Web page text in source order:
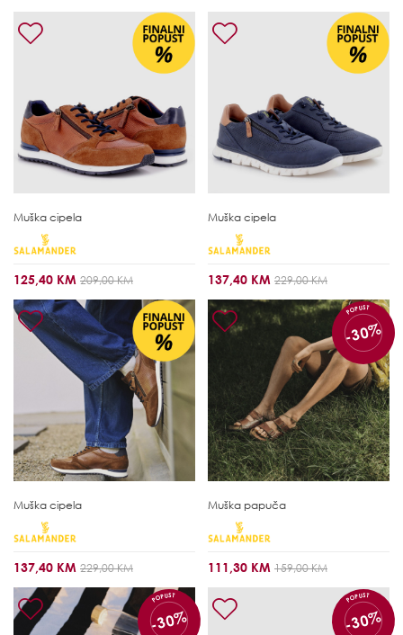
Muška cipela
125,40 KM 209,00 KM
Muška cipela
137,40 KM 229,00 KM
Muška cipela
137,40 KM 229,00 KM
POPUST
-30%
Muška papuča
111,30 KM 159,00 KM
POPUST
-30%
POPUST
-30%